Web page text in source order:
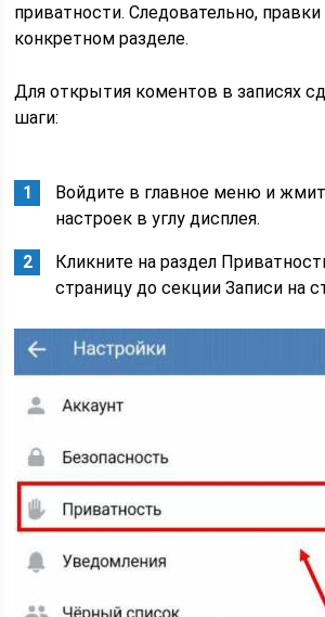
приватности. Следовательно,
конкретном разделе.
Для открытия коментов в записях
шаги:
Войдите в главное меню и
настроек в углу дисплея.
Кликните на раздел
страницу до секции Записи на